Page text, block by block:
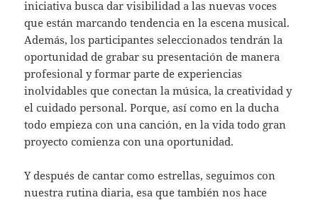
iniciativa busca dar visibilidad a las nuevas voces
que están marcando tendencia en la escena musical.
Además, los participantes seleccionados tendrán la
oportunidad de grabar su presentación de manera
profesional y formar parte de experiencias
inolvidables que conectan la música, la creatividad y
el cuidado personal. Porque, así como en la ducha
todo empieza con una canción, en la vida todo gran
proyecto comienza con una oportunidad.
Y después de cantar como estrellas, seguimos con
nuestra rutina diaria, esa que también nos hace